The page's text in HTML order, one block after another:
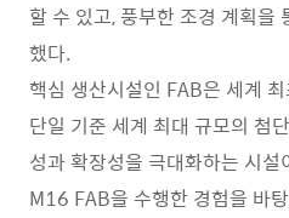
할 수 있고, 풍부한 조경 계획을
했다.
핵심 생산시설인 FAB은 세계
단일 기준 세계 최대 규모의 첨
성과 확장성을 극대화하는 시
M16 FAB을 수행한 경험을 바